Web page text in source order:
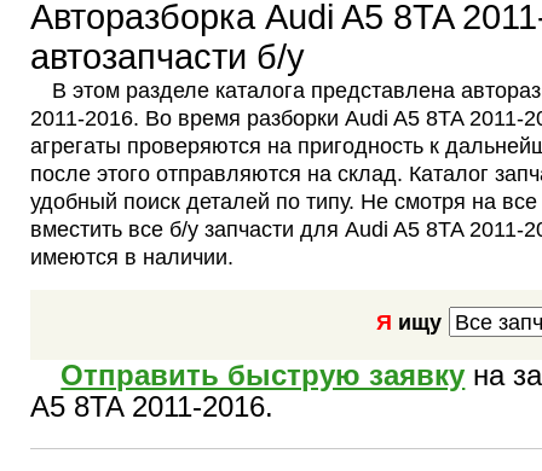
Авторазборка Audi A5 8TA
автозапчасти б/у
В этом разделе каталога представлена
2011-2016. Во время разборки Audi A5 8TA 2011-
агрегаты проверяются на пригодность к
после этого отправляются на склад. Каталог
удобный поиск деталей по типу. Не смотря на
вместить все б/у запчасти для Audi A5 8TA 2011-
имеются в наличии.
Я ищу
Отправить быструю заявку на
A5 8TA 2011-2016.